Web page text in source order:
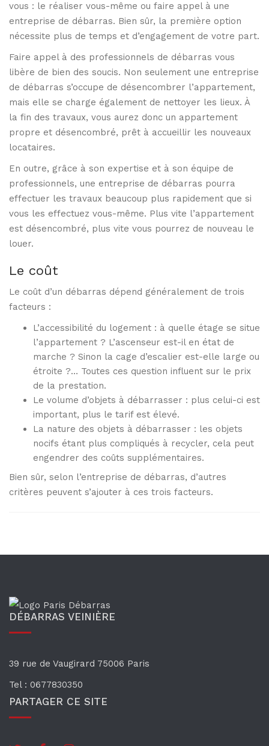
vous : le réaliser vous-même ou faire appel à une
entreprise de débarras. Bien sûr, la première option
nécessite plus de temps et d’engagement de votre part.
Faire appel à des professionnels de débarras vous
libère de bien des soucis. Non seulement une entreprise
de débarras s’occupe de désencombrer l’appartement,
mais elle se charge également de nettoyer les lieux. À
la fin des travaux, vous aurez donc un appartement
propre et désencombré, prêt à accueillir les nouveaux
locataires.
En outre, grâce à son expertise et à son équipe de
professionnels, une entreprise de débarras pourra
effectuer les travaux beaucoup plus rapidement que si
vous les effectuez vous-même. Plus vite l’appartement
est désencombré, plus vite vous pourrez de nouveau le
louer.
Le coût
Le coût d’un débarras dépend généralement de trois
facteurs :
L’accessibilité du logement : à quelle étage se situe
l’appartement ? L’ascenseur est-il en état de
marche ? Sinon la cage d’escalier est-elle large ou
étroite ?… Toutes ces question influent sur le prix
de la prestation.
Le volume d’objets à débarrasser : plus celui-ci est
important, plus le tarif est élevé.
La nature des objets à débarrasser : les objets
nocifs étant plus compliqués à recycler, cela peut
engendrer des coûts supplémentaires.
Bien sûr, selon l’entreprise de débarras, d’autres
critères peuvent s’ajouter à ces trois facteurs.
DÉBARRAS VEINIÈRE
39 rue de Vaugirard 75006 Paris
Tel : 0677830350
PARTAGER CE SITE